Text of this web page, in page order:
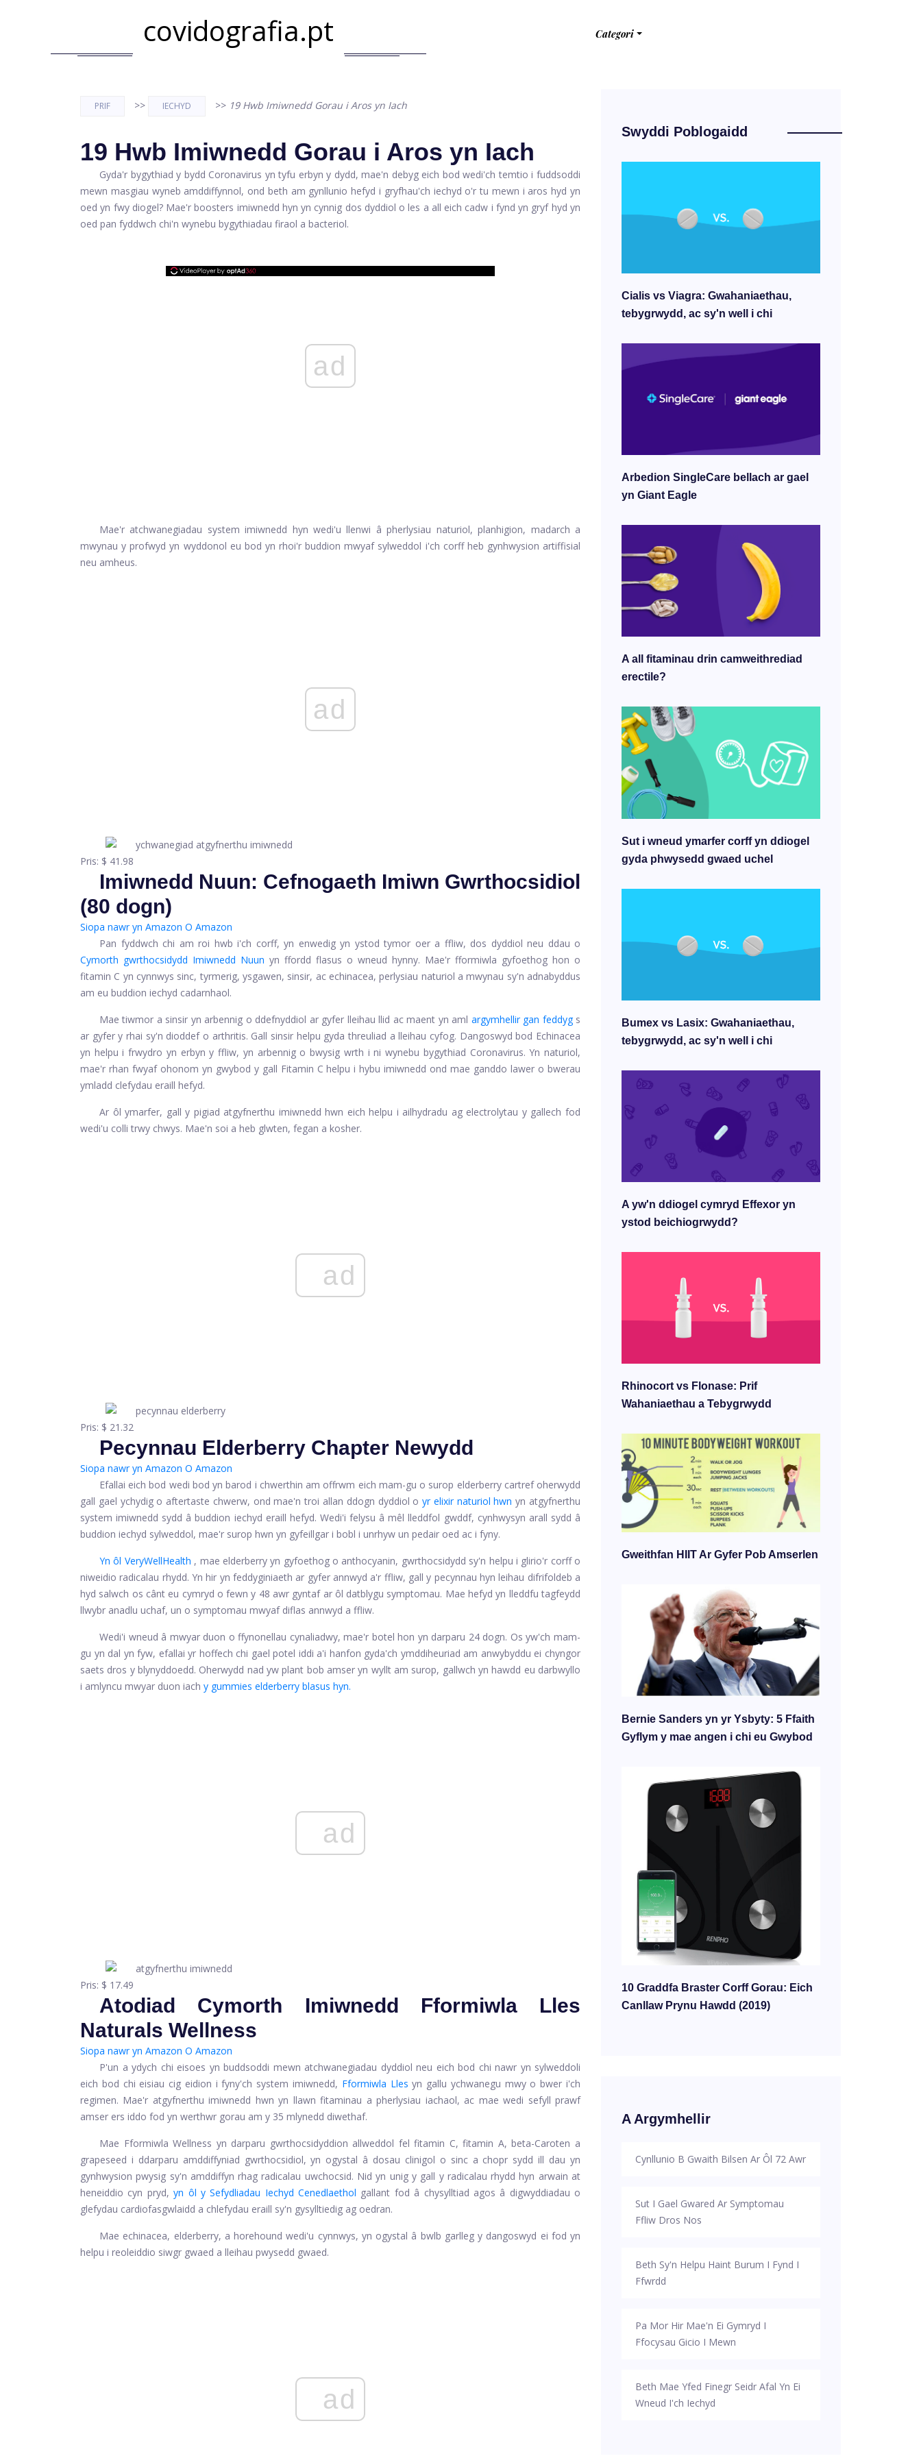
covidografia.pt Categori
PRIF >> IECHYD >> 19 Hwb Imiwnedd Gorau i Aros yn Iach
19 Hwb Imiwnedd Gorau i Aros yn Iach
Gyda'r bygythiad y bydd Coronavirus yn tyfu erbyn y dydd, mae'n debyg eich bod wedi'ch temtio i fuddsoddi
mewn masgiau wyneb amddiffynnol, ond beth am gynllunio hefyd i gryfhau'ch iechyd o'r tu mewn i aros hyd yn
oed yn fwy diogel? Mae'r boosters imiwnedd hyn yn cynnig dos dyddiol o les a all eich cadw i fynd yn gryf hyd yn
oed pan fyddwch chi'n wynebu bygythiadau firaol a bacteriol.
ad
Mae'r atchwanegiadau system imiwnedd hyn wedi'u llenwi â pherlysiau naturiol, planhigion, madarch a
mwynau y profwyd yn wyddonol eu bod yn rhoi'r buddion mwyaf sylweddol i'ch corff heb gynhwysion artiffisial
neu amheus.
ad
Pris: $ 41.98
Imiwnedd Nuun: Cefnogaeth Imiwn Gwrthocsidiol
(80 dogn)
Siopa nawr yn Amazon O Amazon
Pan fyddwch chi am roi hwb i'ch corff, yn enwedig yn ystod tymor oer a ffliw, dos dyddiol neu ddau o
Cymorth gwrthocsidydd Imiwnedd Nuun yn ffordd flasus o wneud hynny. Mae'r fformiwla gyfoethog hon o
fitamin C yn cynnwys sinc, tyrmerig, ysgawen, sinsir, ac echinacea, perlysiau naturiol a mwynau sy'n adnabyddus
am eu buddion iechyd cadarnhaol.
Mae tiwmor a sinsir yn arbennig o ddefnyddiol ar gyfer lleihau llid ac maent yn aml argymhellir gan feddygs
ar gyfer y rhai sy'n dioddef o arthritis. Gall sinsir helpu gyda threuliad a lleihau cyfog. Dangoswyd bod Echinacea
yn helpu i frwydro yn erbyn y ffliw, yn arbennig o bwysig wrth i ni wynebu bygythiad Coronavirus. Yn naturiol,
mae'r rhan fwyaf ohonom yn gwybod y gall Fitamin C helpu i hybu imiwnedd ond mae ganddo lawer o bwerau
ymladd clefydau eraill hefyd.
Ar ôl ymarfer, gall y pigiad atgyfnerthu imiwnedd hwn eich helpu i ailhydradu ag electrolytau y gallech fod
wedi'u colli trwy chwys. Mae'n soi a heb glwten, fegan a kosher.
ad
Pris: $ 21.32
Pecynnau Elderberry Chapter Newydd
Siopa nawr yn Amazon O Amazon
Efallai eich bod wedi bod yn barod i chwerthin am offrwm eich mam-gu o surop elderberry cartref oherwydd
gall gael ychydig o aftertaste chwerw, ond mae'n troi allan ddogn dyddiol oyr elixir naturiol hwn yn atgyfnerthu
system imiwnedd sydd â buddion iechyd eraill hefyd. Wedi'i felysu â mêl lleddfol gwddf, cynhwysyn arall sydd â
buddion iechyd sylweddol, mae'r surop hwn yn gyfeillgar i bobl i unrhyw un pedair oed ac i fyny.
Yn ôl VeryWellHealth , mae elderberry yn gyfoethog o anthocyanin, gwrthocsidydd sy'n helpu i glirio'r corff o
niweidio radicalau rhydd. Yn hir yn feddyginiaeth ar gyfer annwyd a'r ffliw, gall y pecynnau hyn leihau difrifoldeb a
hyd salwch os cânt eu cymryd o fewn y 48 awr gyntaf ar ôl datblygu symptomau. Mae hefyd yn lleddfu tagfeydd
llwybr anadlu uchaf, un o symptomau mwyaf diflas annwyd a ffliw.
Wedi'i wneud â mwyar duon o ffynonellau cynaliadwy, mae'r botel hon yn darparu 24 dogn. Os yw'ch mam-
gu yn dal yn fyw, efallai yr hoffech chi gael potel iddi a'i hanfon gyda'ch ymddiheuriad am anwybyddu ei chyngor
saets dros y blynyddoedd. Oherwydd nad yw plant bob amser yn wyllt am surop, gallwch yn hawdd eu darbwyllo
i amlyncu mwyar duon iach y gummies elderberry blasus hyn.
ad
Pris: $ 17.49
Atodiad Cymorth Imiwnedd Fformiwla Lles
Naturals Wellness
Siopa nawr yn Amazon O Amazon
P'un a ydych chi eisoes yn buddsoddi mewn atchwanegiadau dyddiol neu eich bod chi nawr yn sylweddoli
eich bod chi eisiau cig eidion i fyny'ch system imiwnedd, Fformiwla Lles yn gallu ychwanegu mwy o bwer i'ch
regimen. Mae'r atgyfnerthu imiwnedd hwn yn llawn fitaminau a pherlysiau iachaol, ac mae wedi sefyll prawf
amser ers iddo fod yn werthwr gorau am y 35 mlynedd diwethaf.
Mae Fformiwla Wellness yn darparu gwrthocsidyddion allweddol fel fitamin C, fitamin A, beta-Caroten a
grapeseed i ddarparu amddiffyniad gwrthocsidiol, yn ogystal â dosau clinigol o sinc a chopr sydd ill dau yn
gynhwysion pwysig sy'n amddiffyn rhag radicalau uwchocsid. Nid yn unig y gall y radicalau rhydd hyn arwain at
heneiddio cyn pryd,yn ôl y Sefydliadau Iechyd Cenedlaethol gallant fod â chysylltiad agos â digwyddiadau o
glefydau cardiofasgwlaidd a chlefydau eraill sy'n gysylltiedig ag oedran.
Mae echinacea, elderberry, a horehound wedi'u cynnwys, yn ogystal â bwlb garlleg y dangoswyd ei fod yn
helpu i reoleiddio siwgr gwaed a lleihau pwysedd gwaed.
ad
Swyddi Poblogaidd
Cialis vs Viagra: Gwahaniaethau,
tebygrwydd, ac sy'n well i chi
Arbedion SingleCare bellach ar gael
yn Giant Eagle
A all fitaminau drin camweithrediad
erectile?
Sut i wneud ymarfer corff yn ddiogel
gyda phwysedd gwaed uchel
Bumex vs Lasix: Gwahaniaethau,
tebygrwydd, ac sy'n well i chi
A yw'n ddiogel cymryd Effexor yn
ystod beichiogrwydd?
Rhinocort vs Flonase: Prif
Wahaniaethau a Tebygrwydd
Gweithfan HIIT Ar Gyfer Pob Amserlen
Bernie Sanders yn yr Ysbyty: 5 Ffaith
Gyflym y mae angen i chi eu Gwybod
10 Graddfa Braster Corff Gorau: Eich
Canllaw Prynu Hawdd (2019)
A Argymhellir
Cynllunio B Gwaith Bilsen Ar Ôl 72 Awr
Sut I Gael Gwared Ar Symptomau
Ffliw Dros Nos
Beth Sy'n Helpu Haint Burum I Fynd I
Ffwrdd
Pa Mor Hir Mae'n Ei Gymryd I
Ffocysau Gicio I Mewn
Beth Mae Yfed Finegr Seidr Afal Yn Ei
Wneud I'ch Iechyd